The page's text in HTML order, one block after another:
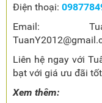
Điện thoại:
Email:
Liên hệ ngay với
bạt với giá ưu đãi
Xem thêm: